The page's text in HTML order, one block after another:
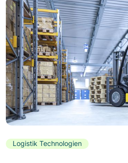
Logistik Technologien